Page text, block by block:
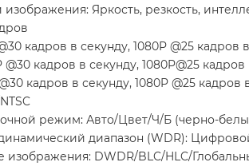
Яркость, резкость,
кадров в секунду, 1080P @25 кадров
@30 кадров в секунду, 1080P@25
кадров в секунду, 1080P @25 кадров
режим: Авто/Цвет/Ч/Б (черно-
диапазон (WDR):
изображения: DWDR/BLC/HLC/